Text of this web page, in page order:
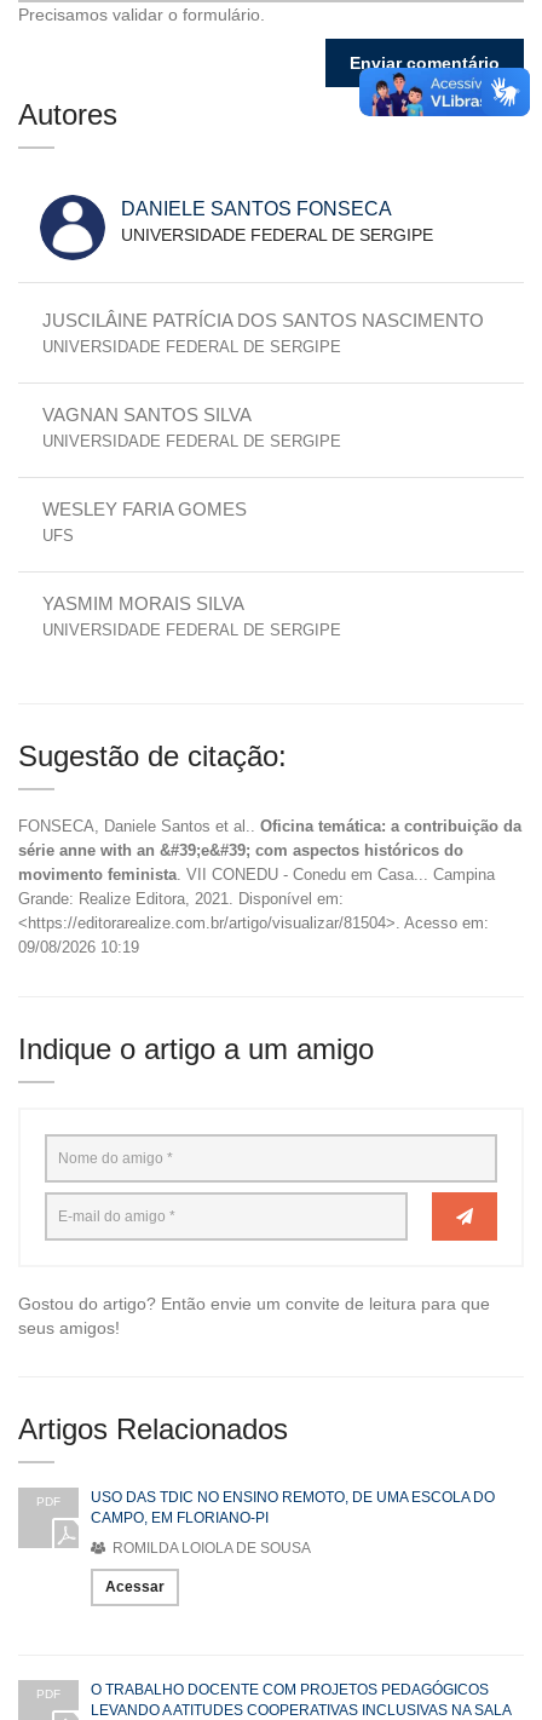
Precisamos validar o formulário.
Autores
DANIELE SANTOS FONSECA
UNIVERSIDADE FEDERAL DE SERGIPE
JUSCILÂINE PATRÍCIA DOS SANTOS NASCIMENTO
UNIVERSIDADE FEDERAL DE SERGIPE
VAGNAN SANTOS SILVA
UNIVERSIDADE FEDERAL DE SERGIPE
WESLEY FARIA GOMES
UFS
YASMIM MORAIS SILVA
UNIVERSIDADE FEDERAL DE SERGIPE
Sugestão de citação:
FONSECA, Daniele Santos et al.. Oficina temática: a contribuição da
série anne with an &#39;e&#39; com aspectos históricos do
movimento feminista . VII CONEDU - Conedu em Casa... Campina
Grande: Realize Editora, 2021. Disponível em:
<https://editorarealize.com.br/artigo/visualizar/81504>. Acesso em:
09/08/2026 10:19
Indique o artigo a um amigo
Gostou do artigo? Então envie um convite de leitura para que
seus amigos!
Artigos Relacionados
PDF
USO DAS TDIC NO ENSINO REMOTO, DE UMA ESCOLA DO
CAMPO, EM FLORIANO-PI
ROMILDA LOIOLA DE SOUSA
Acessar
PDF
O TRABALHO DOCENTE COM PROJETOS PEDAGÓGICOS
LEVANDO A ATITUDES COOPERATIVAS INCLUSIVAS NA SALA